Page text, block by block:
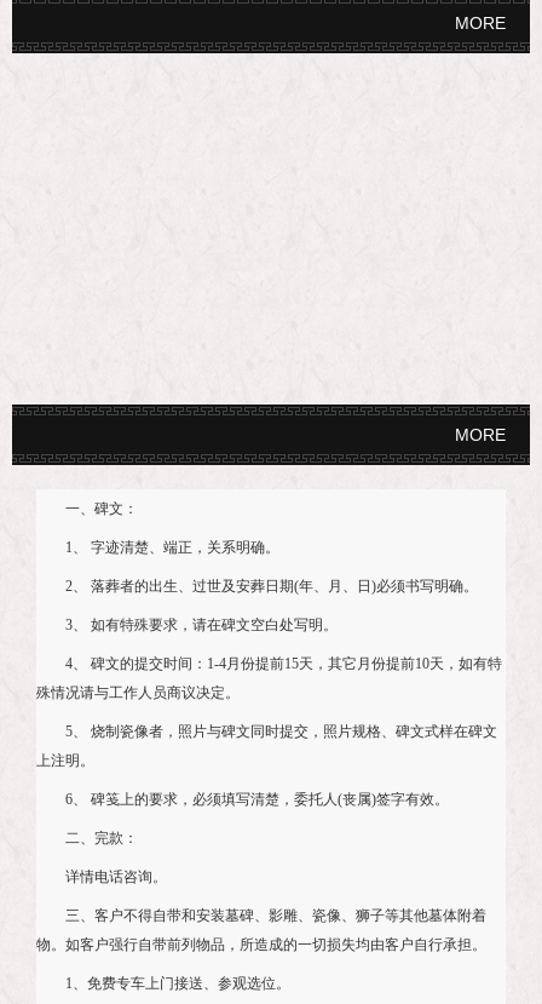
MORE
MORE
一、碑文：
1、 字迹清楚、端正，关系明确。
2、 落葬者的出生、过世及安葬日期(年、月、日)必须书写明确。
3、 如有特殊要求，请在碑文空白处写明。
4、 碑文的提交时间：1-4月份提前15天，其它月份提前10天，如有特
殊情况请与工作人员商议决定。
5、 烧制瓷像者，照片与碑文同时提交，照片规格、碑文式样在碑文
上注明。
6、 碑笺上的要求，必须填写清楚，委托人(丧属)签字有效。
二、完款：
详情电话咨询。
三、客户不得自带和安装墓碑、影雕、瓷像、狮子等其他墓体附着
物。如客户强行自带前列物品，所造成的一切损失均由客户自行承担。
1、免费专车上门接送、参观选位。